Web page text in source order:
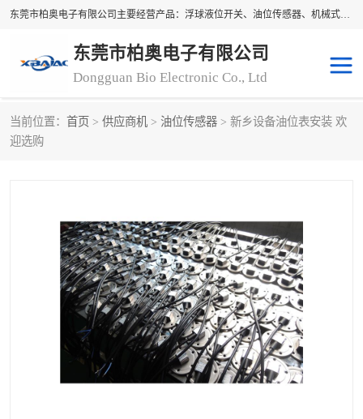
东莞市柏奥电子有限公司主要经营产品：浮球液位开关、油位传感器、机械式油表、浮球液位计、水位控制浮球阀、料位开关，水流开关、油水位控制配套仪表等。柏奥电子，您可信赖的合作伙伴
东莞市柏奥电子有限公司
Dongguan Bio Electronic Co., Ltd
当前位置： 首页 > 供应商机 > 油位传感器 > 新乡设备油位表安装 欢
迎选购
浮球液位开关
料位开关 油位表
磁性浮球 浮球阀
磁翻板液位计 转速表